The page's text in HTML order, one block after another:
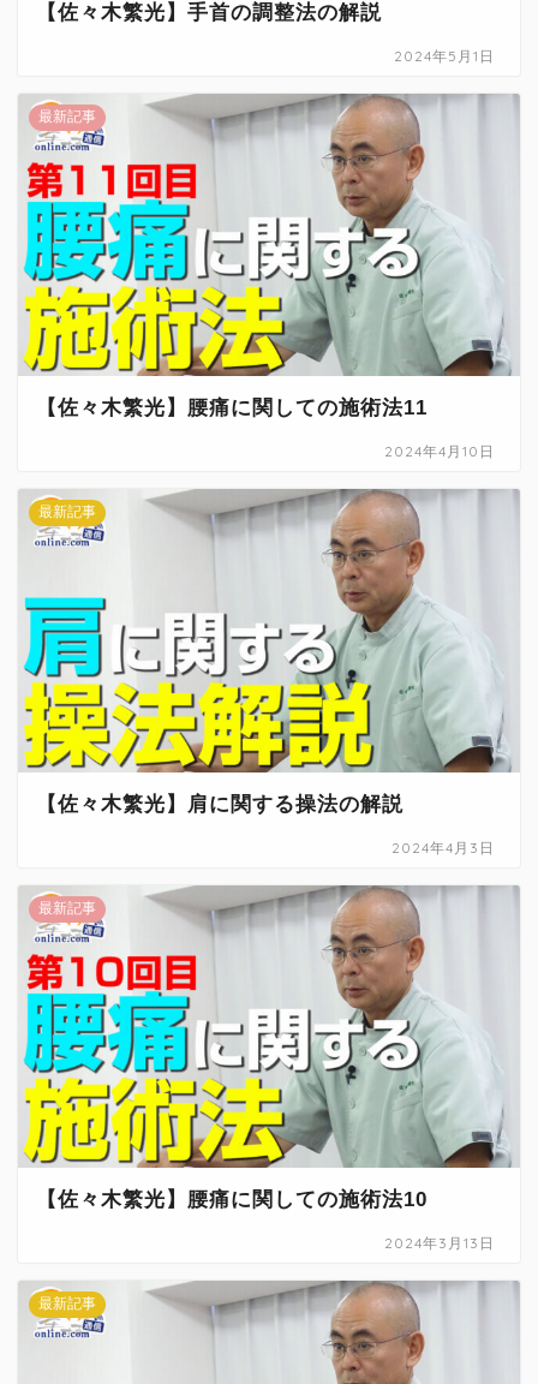
【佐々木繁光】手首の調整法の解説
2024年5月1日
最新記事
【佐々木繁光】腰痛に関しての施術法11
2024年4月10日
最新記事
【佐々木繁光】肩に関する操法の解説
2024年4月3日
最新記事
【佐々木繁光】腰痛に関しての施術法10
2024年3月13日
最新記事